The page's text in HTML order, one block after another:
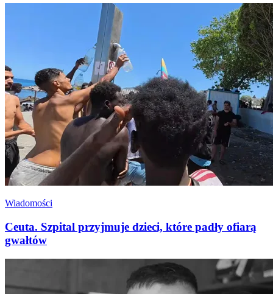
Wiadomości
Ceuta. Szpital przyjmuje dzieci, które padły ofiarą
gwałtów